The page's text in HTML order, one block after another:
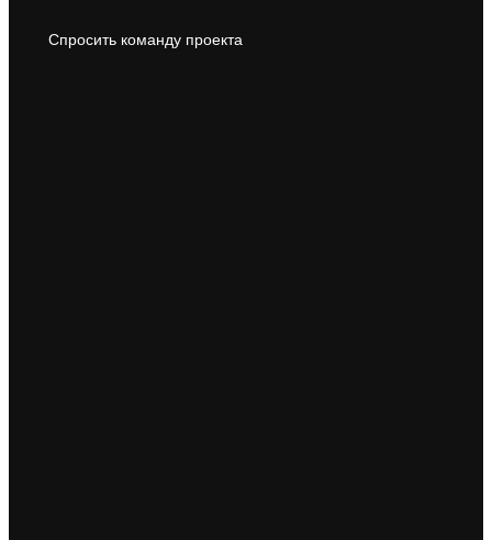
Спросить команду проекта